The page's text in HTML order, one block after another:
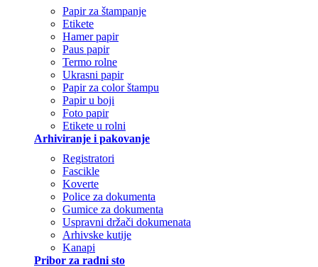
Papir za štampanje
Etikete
Hamer papir
Paus papir
Termo rolne
Ukrasni papir
Papir za color štampu
Papir u boji
Foto papir
Etikete u rolni
Arhiviranje i pakovanje
Registratori
Fascikle
Koverte
Police za dokumenta
Gumice za dokumenta
Uspravni držači dokumenata
Arhivske kutije
Kanapi
Pribor za radni sto